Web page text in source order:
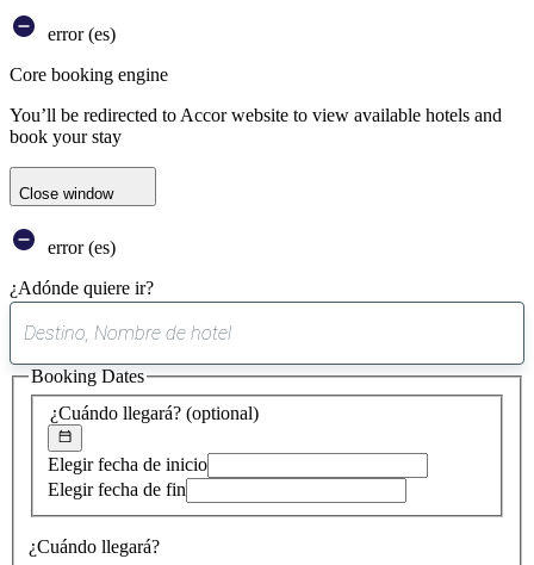
error (es)
Core booking engine
You’ll be redirected to Accor website to view available hotels and
book your stay
Close window
error (es)
¿Adónde quiere ir?
sugerencia
encontrada
¿Cuándo llegará? (optional)
Elegir fecha de inicio
Elegir fecha de fin
¿Cuándo llegará?
Booking Dates